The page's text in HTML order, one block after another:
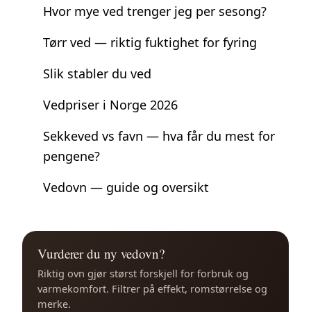
Hvor mye ved trenger jeg per sesong?
Tørr ved — riktig fuktighet for fyring
Slik stabler du ved
Vedpriser i Norge 2026
Sekkeved vs favn — hva får du mest for
pengene?
Vedovn — guide og oversikt
Vurderer du ny vedovn?
Riktig ovn gjør størst forskjell for forbruk og
varmekomfort. Filtrer på effekt, romstørrelse og
merke.